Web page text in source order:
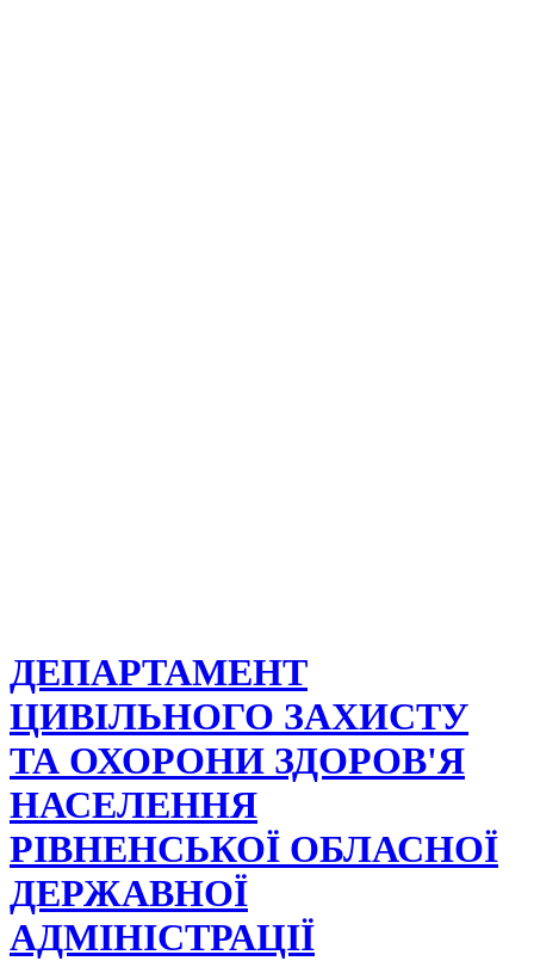
ДЕПАРТАМЕНТ
ЦИВІЛЬНОГО ЗАХИСТУ
ТА ОХОРОНИ ЗДОРОВ'Я
НАСЕЛЕННЯ
РІВНЕНСЬКОЇ ОБЛАСНОЇ
ДЕРЖАВНОЇ
АДМІНІСТРАЦІЇ